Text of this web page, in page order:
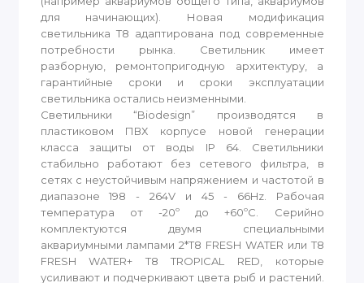
для начинающих). Новая модификация
светильника T8 адаптирована под современные
потребности рынка. Светильник имеет
разборную, ремонтопригодную архитектуру, а
гарантийные сроки и сроки эксплуатации
светильника остались неизменными.
Светильники “Biodesign” производятся в
пластиковом ПВХ корпусе новой генерации
класса защиты от воды IP 64. Светильники
стабильно работают без сетевого фильтра, в
сетях с неустойчивым напряжением и частотой в
диапазоне 198 - 264V и 45 - 66Hz. Рабочая
температура от -20º до +60ºС. Серийно
комплектуются двумя специальными
аквариумными лампами 2*Т8 FRESH WATER или Т8
FRESH WATER+ Т8 TROPICAL RED, которые
усиливают и подчеркивают цвета рыб и растений.